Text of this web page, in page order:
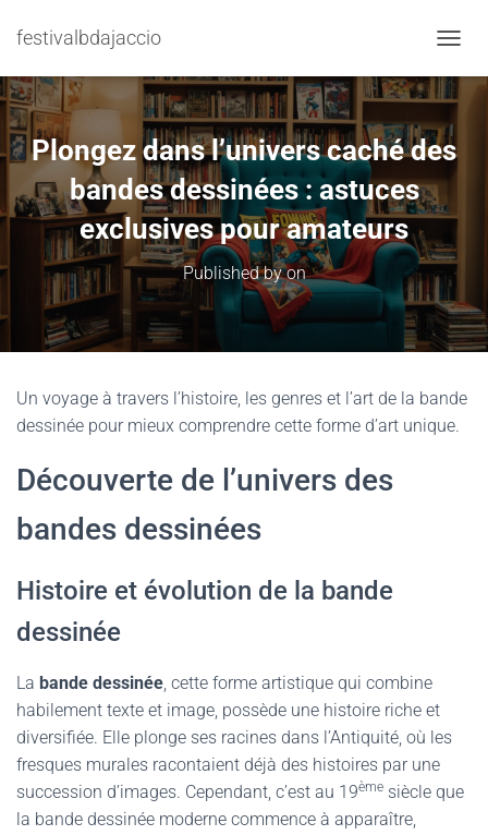
festivalbdajaccio
Plongez dans l’univers caché des
bandes dessinées : astuces
exclusives pour amateurs
Published byon
Un voyage à travers l’histoire, les genres et l’art de la bande
dessinée pour mieux comprendre cette forme d’art unique.
Découverte de l’univers des
bandes dessinées
Histoire et évolution de la bande
dessinée
La bande dessinée, cette forme artistique qui combine
habilement texte et image, possède une histoire riche et
diversifiée. Elle plonge ses racines dans l’Antiquité, où les
fresques murales racontaient déjà des histoires par une
succession d’images. Cependant, c’est au 19ème siècle que
la bande dessinée moderne commence à apparaître,